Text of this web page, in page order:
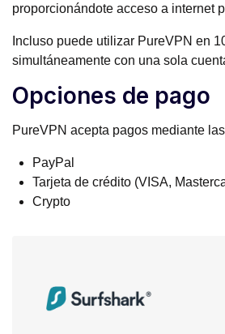
proporcionándote acceso a internet
Incluso puede utilizar PureVPN en
simultáneamente con una sola
Opciones de pago
PureVPN acepta pagos mediante
PayPal
Tarjeta de crédito (VISA,
Crypto